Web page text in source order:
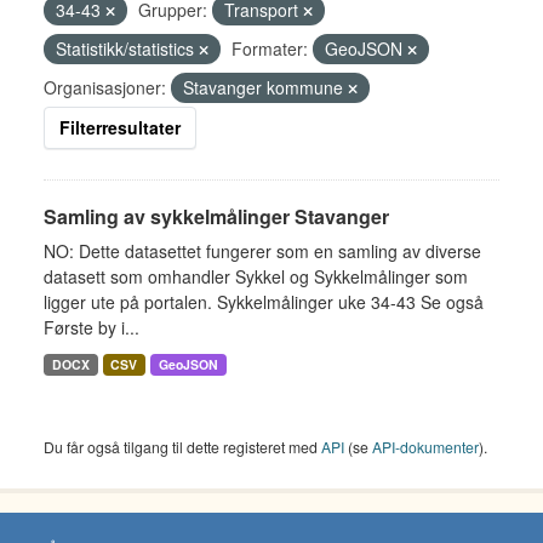
34-43
Grupper:
Transport
Statistikk/statistics
Formater:
GeoJSON
Organisasjoner:
Stavanger kommune
Filterresultater
Samling av sykkelmålinger Stavanger
NO: Dette datasettet fungerer som en samling av diverse
datasett som omhandler Sykkel og Sykkelmålinger som
ligger ute på portalen. Sykkelmålinger uke 34-43 Se også
Første by i...
DOCX CSV GeoJSON
Du får også tilgang til dette registeret med API (seAPI-dokumenter).